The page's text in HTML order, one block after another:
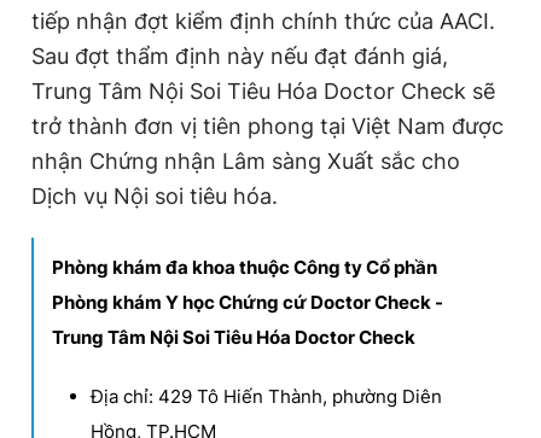
tiếp nhận đợt kiểm định chính thức của AACI.
Sau đợt thẩm định này nếu đạt đánh giá,
Trung Tâm Nội Soi Tiêu Hóa Doctor Check sẽ
trở thành đơn vị tiên phong tại Việt Nam được
nhận Chứng nhận Lâm sàng Xuất sắc cho
Dịch vụ Nội soi tiêu hóa.
Phòng khám đa khoa thuộc Công ty Cổ phần
Phòng khám Y học Chứng cứ Doctor Check -
Trung Tâm Nội Soi Tiêu Hóa Doctor Check
Địa chỉ: 429 Tô Hiến Thành, phường Diên
Hồng, TP.HCM